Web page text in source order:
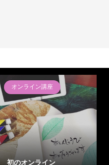
オンライン講座
初のオンライン